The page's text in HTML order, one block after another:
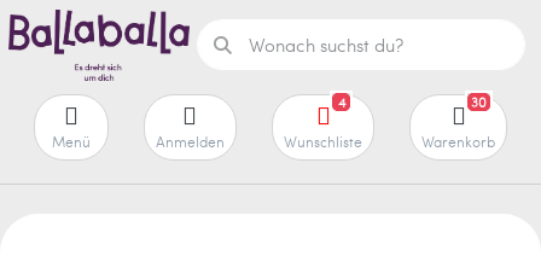
Menü Anmelden
4
Wunschliste
30
Warenkorb